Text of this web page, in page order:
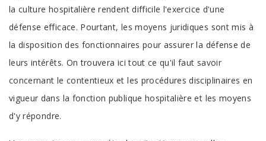
la culture hospitalière rendent difficile l'exercice d'une
défense efficace. Pourtant, les moyens juridiques sont mis à
la disposition des fonctionnaires pour assurer la défense de
leurs intérêts. On trouvera ici tout ce qu'il faut savoir
concernant le contentieux et les procédures disciplinaires en
vigueur dans la fonction publique hospitalière et les moyens
d'y répondre.